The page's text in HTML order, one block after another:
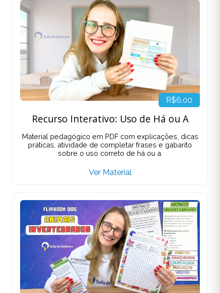
R$6,00
Recurso Interativo: Uso de Há ou A
Material pedagógico em PDF com explicações, dicas
práticas, atividade de completar frases e gabarito
sobre o uso correto de há ou a.
Ver Material